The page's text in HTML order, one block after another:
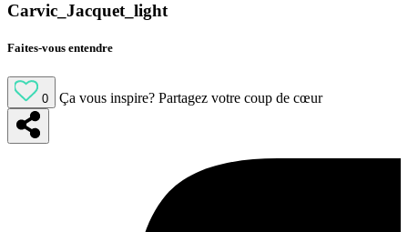
Carvic_Jacquet_light
Faites-vous entendre
0 Ça vous inspire? Partagez votre coup de cœur